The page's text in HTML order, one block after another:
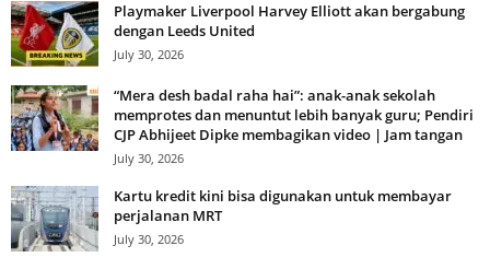
Playmaker Liverpool Harvey Elliott akan bergabung
dengan Leeds United
July 30, 2026
“Mera desh badal raha hai”: anak-anak sekolah
memprotes dan menuntut lebih banyak guru; Pendiri
CJP Abhijeet Dipke membagikan video | Jam tangan
July 30, 2026
Kartu kredit kini bisa digunakan untuk membayar
perjalanan MRT
July 30, 2026